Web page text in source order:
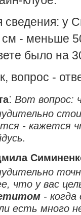
сведения: у
- меньше
было на
вопрос -
: Вот вопрос:
- кажется
что у вас
-
есть много